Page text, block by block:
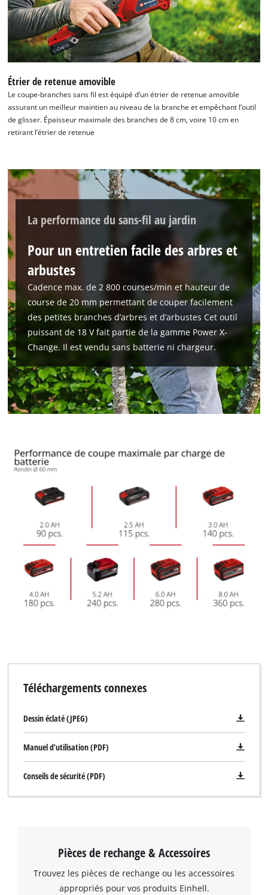
This content is not permitted to load due
to trackers that are not disclosed to the
visitor. The website owner needs to setup
the site with their CMP to add this content
to the list of technologies used.
Powered by
Management Platform
Étrier de retenue amovible
Le coupe-branches sans fil est équipé d’un étrier de retenue amovible
assurant un meilleur maintien au niveau de la branche et empêchant l’outil
de glisser. Épaisseur maximale des branches de 8 cm, voire 10 cm en
retirant l’étrier de retenue
La performance du sans-fil au jardin
Pour un entretien facile des arbres et
arbustes
Cadence max. de 2 800 courses/min et hauteur de
course de 20 mm permettant de couper facilement
des petites branches d’arbres et d’arbustes Cet outil
puissant de 18 V fait partie de la gamme Power X-
Change. Il est vendu sans batterie ni chargeur.
Téléchargements connexes
Dessin éclaté (JPEG)
Manuel d’utilisation (PDF)
Conseils de sécurité (PDF)
Pièces de rechange & Accessoires
Trouvez les pièces de rechange ou les accessoires
appropriés pour vos produits Einhell.